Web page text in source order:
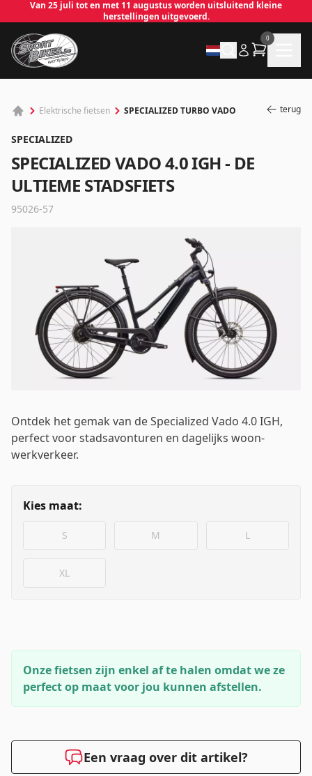
Van 25 juli tot en met 11 augustus worden uitsluitend kleine
herstellingen uitgevoerd.
0
Elektrische fietsen SPECIALIZED TURBO VADO terug
SPECIALIZED
SPECIALIZED VADO 4.0 IGH - DE
ULTIEME STADSFIETS
95026-57
Ontdek het gemak van de Specialized Vado 4.0 IGH,
perfect voor stadsavonturen en dagelijks woon-
werkverkeer.
Kies maat:
S M L
XL
Onze fietsen zijn enkel af te halen omdat we ze
perfect op maat voor jou kunnen afstellen.
Een vraag over dit artikel?
✕
Inloggen
Emailadres*
Wachtwoord*
Mij onthouden